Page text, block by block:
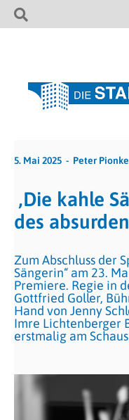
5. Mai 2025 Peter Pionke
‚Die kahle
des
Zum Abschluss der
Sängerin“ am 23.
Premiere. Regie in
Gottfried Goller,
Hand von Jenny
Imre Lichtenberger
erstmalig am